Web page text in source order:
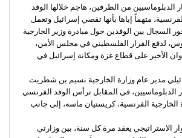
الدبلوماسيين من الطرفين، هاجم خلالها الوفد
متهماً إياها بأنها تقصي إسرائيل وتعمل
السجال بين الوفدين حول مبادرة وزير الخارجية
لدفع القرار الفلسطيني في مجلس الأمن،
الأخير على قطاع غزة ومكانة إسرائيل في
مدير عام وزارة الخارجية نسيم بن شطريت
الدبلوماسيين، في المقابل ترأس الوفد الفرنسي
الخارجية الفرنسية، كريستيان ماسه، إلى جانب
الاستراتيجي يعقد مرة كل سنة، بين وزارتي